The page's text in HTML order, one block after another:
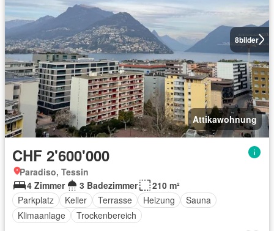
8bilder
Attikawohnung
CHF 2'600'000
Paradiso, Tessin
4 Zimmer
3 Badezimmer
210 m²
Parkplatz
Keller Terrasse Heizung
Sauna
Klimaanlage
Trockenbereich